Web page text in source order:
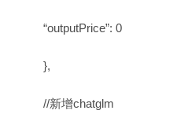
“outputPrice”: 0
},
//新增chatglm